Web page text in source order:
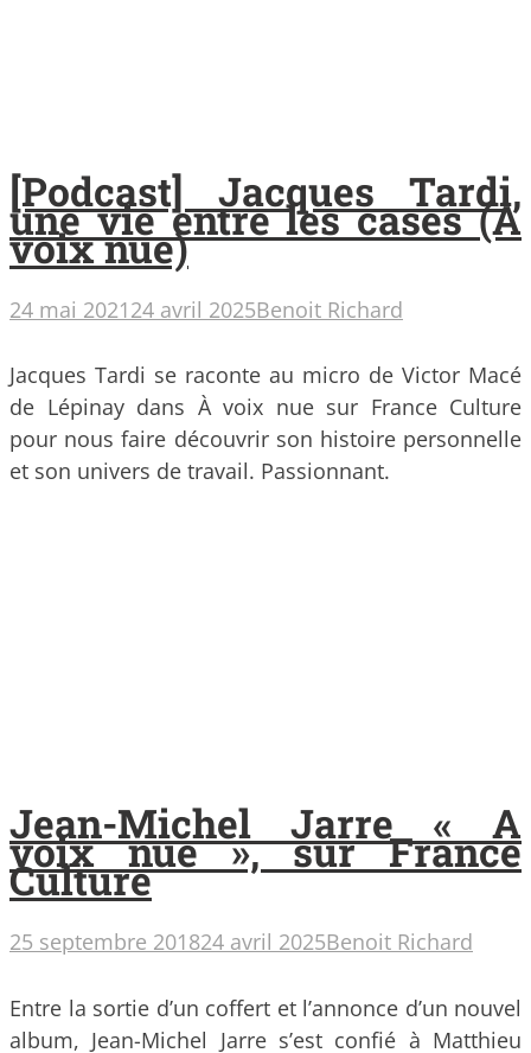
[Podcast] Jacques Tardi,
une vie entre les cases (A
voix nue)
24 mai 202124 avril 2025Benoit Richard
Jacques Tardi se raconte au micro de Victor Macé
de Lépinay dans À voix nue sur France Culture
pour nous faire découvrir son histoire personnelle
et son univers de travail. Passionnant.
Jean-Michel Jarre « A
voix nue », sur France
Culture
25 septembre 201824 avril 2025Benoit Richard
Entre la sortie d’un coffert et l’annonce d’un nouvel
album, Jean-Michel Jarre s’est confié à Matthieu